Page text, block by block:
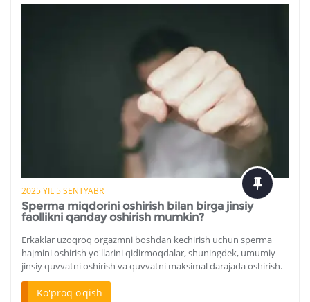
2025 YIL 5 SENTYABR
Sperma miqdorini oshirish bilan birga jinsiy
faollikni qanday oshirish mumkin?
Erkaklar uzoqroq orgazmni boshdan kechirish uchun sperma
hajmini oshirish yo'llarini qidirmoqdalar, shuningdek, umumiy
jinsiy quvvatni oshirish va quvvatni maksimal darajada oshirish.
Ko'proq o'qish